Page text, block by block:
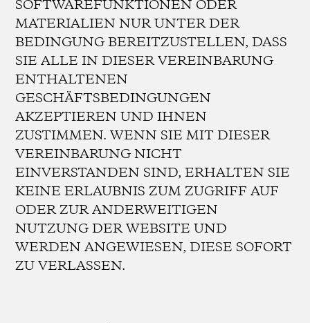
SOFTWAREFUNKTIONEN ODER
MATERIALIEN NUR UNTER DER
BEDINGUNG BEREITZUSTELLEN, DASS
SIE ALLE IN DIESER VEREINBARUNG
ENTHALTENEN
GESCHÄFTSBEDINGUNGEN
AKZEPTIEREN UND IHNEN
ZUSTIMMEN. WENN SIE MIT DIESER
VEREINBARUNG NICHT
EINVERSTANDEN SIND, ERHALTEN SIE
KEINE ERLAUBNIS ZUM ZUGRIFF AUF
ODER ZUR ANDERWEITIGEN
NUTZUNG DER WEBSITE UND
WERDEN ANGEWIESEN, DIESE SOFORT
ZU VERLASSEN.